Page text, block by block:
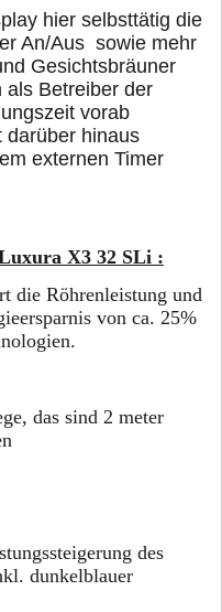
hier selbsttätig die
An/Aus sowie mehr
Gesichtsbräuner
als Betreiber der
vorab
darüber hinaus
externen Timer
X3 32 SLi :
die Röhrenleistung und
von ca. 25%
das sind 2 meter
des
dunkelblauer